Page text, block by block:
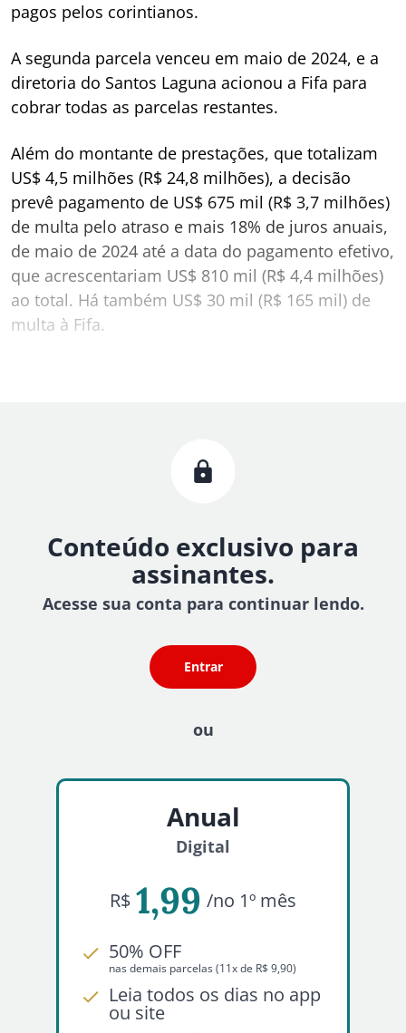
pagos pelos corintianos.
A segunda parcela venceu em maio de 2024, e a
diretoria do Santos Laguna acionou a Fifa para
cobrar todas as parcelas restantes.
Além do montante de prestações, que totalizam
US$ 4,5 milhões (R$ 24,8 milhões), a decisão
prevê pagamento de US$ 675 mil (R$ 3,7 milhões)
de multa pelo atraso e mais 18% de juros anuais,
de maio de 2024 até a data do pagamento efetivo,
que acrescentariam US$ 810 mil (R$ 4,4 milhões)
ao total. Há também US$ 30 mil (R$ 165 mil) de
multa à Fifa.
Conteúdo exclusivo para
assinantes.
Acesse sua conta para continuar lendo.
Entrar
ou
Anual
Digital
R$ 1,99 /no 1º mês
50% OFF
nas demais parcelas (11x de R$ 9,90)
Leia todos os dias no app
ou site